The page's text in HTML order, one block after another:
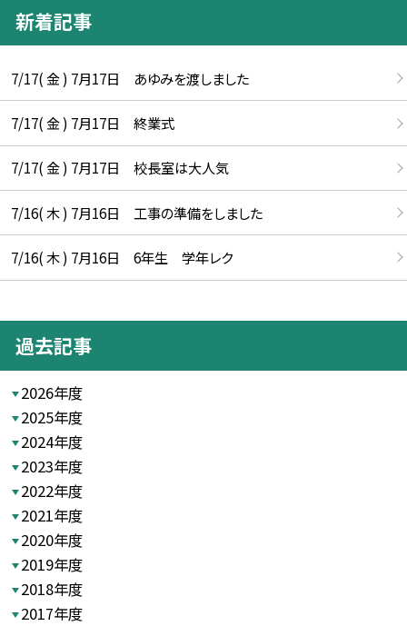
新着記事
7/17( 金 ) 7月17日 あゆみを渡しました
7/17( 金 ) 7月17日 終業式
7/17( 金 ) 7月17日 校長室は大人気
7/16( 木 ) 7月16日 工事の準備をしました
7/16( 木 ) 7月16日 6年生 学年レク
過去記事
2026年度
2025年度
2024年度
2023年度
2022年度
2021年度
2020年度
2019年度
2018年度
2017年度